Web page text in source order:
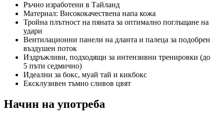
Ръчно изработени в Тайланд
Материал: Висококачествена напа кожа
Тройна плътност на пяната за оптимално поглъщане на
удари
Вентилационни панели на дланта и палеца за подобрен
въздушен поток
Издръжливи, подходящи за интензивни тренировки (до
5 пъти седмично)
Идеални за бокс, муай тай и кикбокс
Ексклузивен тъмно сливов цвят
Начин на употреба